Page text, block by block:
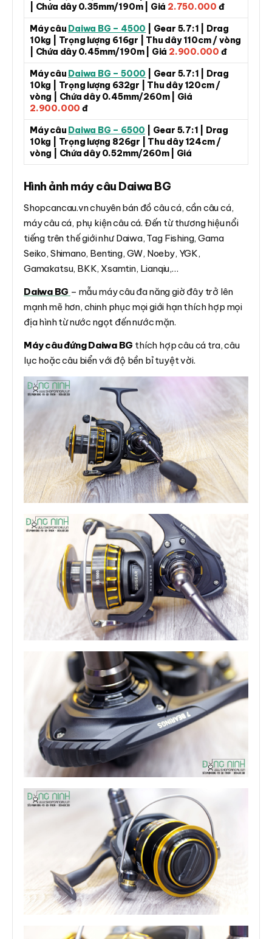
| Chứa dây 0.35mm/190m | Giá 2.750.000 đ
Máy câu Daiwa BG – 4500 | Gear 5.7:1 | Drag
10kg | Trọng lượng 616gr | Thu dây 110cm / vòng
| Chứa dây 0.45mm/190m | Giá 2.900.000 đ
Máy câu Daiwa BG – 5000 | Gear 5.7:1 | Drag
10kg | Trọng lượng 632gr | Thu dây 120cm /
vòng | Chứa dây 0.45mm/260m | Giá
2.900.000 đ
Máy câu Daiwa BG – 6500 | Gear 5.7:1 | Drag
10kg | Trọng lượng 826gr | Thu dây 124cm /
vòng | Chứa dây 0.52mm/260m | Giá
Hình ảnh máy câu Daiwa BG
Shopcancau.vn chuyên bán đồ câu cá, cần câu cá,
máy câu cá, phụ kiện câu cá. Đến từ thương hiệu nổi
tiếng trên thế giới như Daiwa, Tag Fishing, Gama
Seiko, Shimano, Benting, GW, Noeby, YGK,
Gamakatsu, BKK, Xsamtin, Lianqiu,…
Daiwa BG – mẫu máy câu đa năng giờ đây trở lên
mạnh mẽ hơn, chinh phục mọi giới hạn thích hợp mọi
địa hình từ nước ngọt đến nước mặn.
Máy câu đứng Daiwa BG thích hợp câu cá tra, câu
lục hoặc câu biển với độ bền bỉ tuyệt vời.